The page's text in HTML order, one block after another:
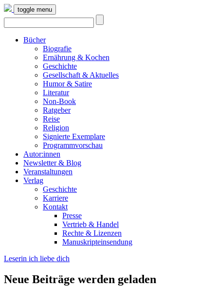
toggle menu
Bücher
Biografie
Ernährung & Kochen
Geschichte
Gesellschaft & Aktuelles
Humor & Satire
Literatur
Non-Book
Ratgeber
Reise
Religion
Signierte Exemplare
Programmvorschau
Autor:innen
Newsletter & Blog
Veranstaltungen
Verlag
Geschichte
Karriere
Kontakt
Presse
Vertrieb & Handel
Rechte & Lizenzen
Manuskripteinsendung
Leserin ich liebe dich
Neue Beiträge werden geladen